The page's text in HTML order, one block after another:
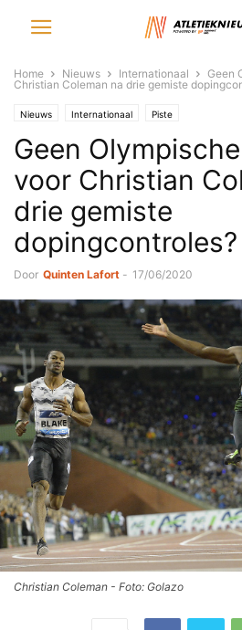
Home Nieuws Internationaal
Geen
Christian Coleman na drie gemiste
Nieuws Internationaal Piste
Geen
voor Christian
drie gemiste
dopingcontroles?
Door Quinten Lafort - 17/06/2020
Christian Coleman - Foto: Golazo